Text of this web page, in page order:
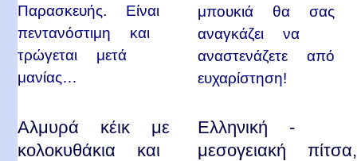
Παρασκευής. Είναι
πεντανόστιμη και
τρώγεται μετά
μανίας…
μπουκιά θα σας
αναγκάζει να
αναστενάζετε από
ευχαρίστηση!
Αλμυρά κέικ με
κολοκυθάκια και
Ελληνική -
μεσογειακή πίτσα,